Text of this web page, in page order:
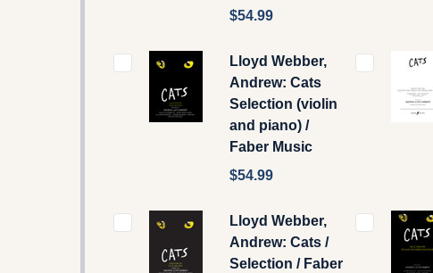
$54.99
Lloyd Webber,
Andrew: Cats
Selection (violin
and piano) /
Faber Music
$54.99
Lloyd Webber,
Andrew: Cats /
Selection / Faber